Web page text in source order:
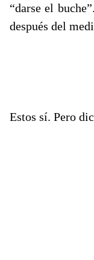
“darse el
después del
Estos sí. Pero